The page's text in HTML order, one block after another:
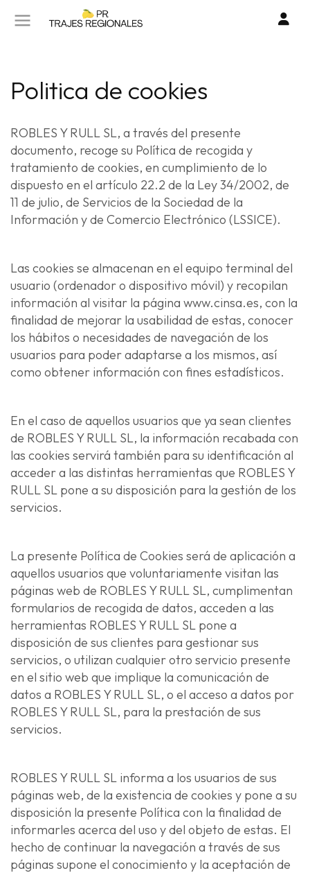
SOBRE NOSOTROS
TIENDA ONLINE
POLÍTICA DE PRIVACIDAD
POLITICA DE COOKIES
AVISO LEGAL
Politica de cookies
ROBLES Y RULL SL, a través del presente
documento, recoge su Política de recogida y
tratamiento de cookies, en cumplimiento de lo
dispuesto en el artículo 22.2 de la Ley 34/2002, de
11 de julio, de Servicios de la Sociedad de la
Información y de Comercio Electrónico (LSSICE).
Las cookies se almacenan en el equipo terminal del
usuario (ordenador o dispositivo móvil) y recopilan
información al visitar la página www.cinsa.es, con la
finalidad de mejorar la usabilidad de estas, conocer
los hábitos o necesidades de navegación de los
usuarios para poder adaptarse a los mismos, así
como obtener información con fines estadísticos.
En el caso de aquellos usuarios que ya sean clientes
de ROBLES Y RULL SL, la información recabada con
las cookies servirá también para su identificación al
acceder a las distintas herramientas que ROBLES Y
RULL SL pone a su disposición para la gestión de los
servicios.
La presente Política de Cookies será de aplicación a
aquellos usuarios que voluntariamente visitan las
páginas web de ROBLES Y RULL SL, cumplimentan
formularios de recogida de datos, acceden a las
herramientas ROBLES Y RULL SL pone a
disposición de sus clientes para gestionar sus
servicios, o utilizan cualquier otro servicio presente
en el sitio web que implique la comunicación de
datos a ROBLES Y RULL SL, o el acceso a datos por
ROBLES Y RULL SL, para la prestación de sus
servicios.
ROBLES Y RULL SL informa a los usuarios de sus
páginas web, de la existencia de cookies y pone a su
disposición la presente Política con la finalidad de
informarles acerca del uso y del objeto de estas. El
hecho de continuar la navegación a través de sus
páginas supone el conocimiento y la aceptación de